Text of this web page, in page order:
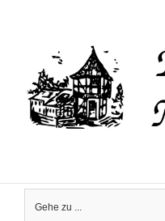
Gehe zu ...